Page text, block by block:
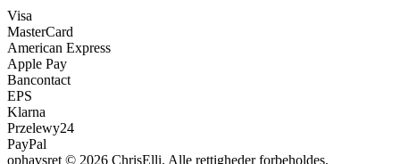
Visa
MasterCard
American Express
Apple Pay
Bancontact
EPS
Klarna
Przelewy24
PayPal
ophavsret © 2026 ChrisElli. Alle rettigheder forbeholdes.